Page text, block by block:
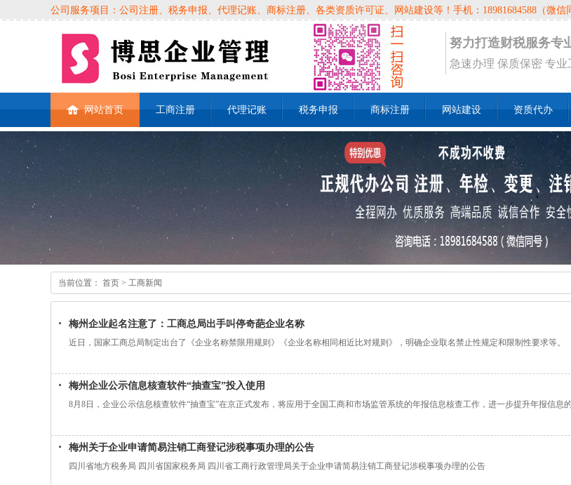
公司服务项目：公司注册、税务申报、代理记账、商标注册、各类资质许可证、网站建设等！手机：18981684588（微信
努力打造财税服务专
急速办理 保质保密 专业
网站首页 工商注册 代理记账 税务申报 商标注册 网站建设 资质代办
当前位置： 首页 > 工商新闻
梅州企业起名注意了：工商总局出手叫停奇葩企业名称
近日，国家工商总局制定出台了《企业名称禁限用规则》《企业名称相同相近比对规则》，明确企业取名禁止性规定和限制性要求等。
梅州企业公示信息核查软件“抽查宝”投入使用
8月8日，企业公示信息核查软件“抽查宝”在京正式发布，将应用于全国工商和市场监管系统的年报信息核查工作，进一步提升年报信息的
梅州关于企业申请简易注销工商登记涉税事项办理的公告
四川省地方税务局 四川省国家税务局 四川省工商行政管理局关于企业申请简易注销工商登记涉税事项办理的公告